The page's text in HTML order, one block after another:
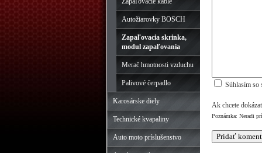
Autožiarovky BOSCH
Zapaľovacia skrinka,
modul zapaľovania
Merač hmotnosti vzduchu
Palivové čerpadlo
Karosárske diely
Technické kvapaliny
Auto moto príslušenstvo
Súhlasím so
Ak chcete
Poznámka: Neradi